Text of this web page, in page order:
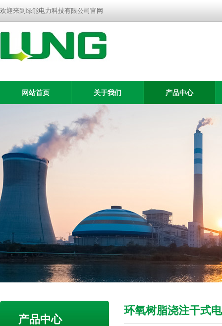
欢迎来到绿能电力科技有限公司官网
网站首页 关于我们 产品中心
产品中心
环氧树脂浇注干式